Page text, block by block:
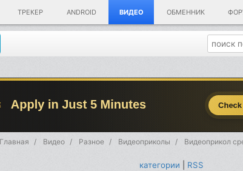
ТРЕКЕР ANDROID ВИДЕО ОБМЕННИК
Главная Видео Разное Видеоприколы Видеоприкол
категории RSS